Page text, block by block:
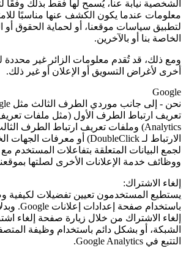
الشخصية نيابة عنا، يُسمح لها فقط بذلك وفقًا
معلومات عندما يكون الكشف عنها مناسبًا
لتطبيق سياسات موقعنا، أو لحماية الحقوق أو
الخاصة بنا أو بالآخرين.
ومع ذلك، قد تُقدم معلومات الزائر غير محددة
أخرى لأغراض التسويق أو الإعلان أو غير ذلك.
Google
نحن - إلى جانب موردي الطرف الثالث مثل
تعريف ارتباط الطرف الأول (مثل ملفات تعريف
Analytics) وملفات تعريف ارتباط الطرف
الارتباط لـ DoubleClick) أو معرفات الجهات
لجمع البيانات المتعلقة بتفاعلات المستخدم
ووظائف خدمة الإعلانات الأخرى لصلتها
إلغاء الاشتراك:
باستخدام صفحة إعدادات إعلانات Google
.
إلغاء الاشتراك من خلال زيارة صفحة إلغاء
الشبكة، أو بشكل دائم باستخدام وظيفة
التتبع في Google Analytics
.